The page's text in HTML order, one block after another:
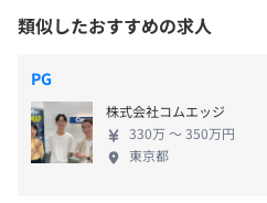
就業場所の変更範囲
＜雇入時＞
各営業所周辺プロジェクト
＜変更範囲＞
会社の定める場所（テレワー
・交通費（全額支給）
・地域手当
ェクトで活躍できる！ 全国
なたの希望する案件や環境
えでアサインします。基本的
人常駐はほとんどありませ
ていきますので、何でもご相
ネジメントに挑戦したり、社
など自分らしいキャリアを
類似したおすすめの求人
PG
株式会社コムエッジ
330万 〜 350万円
東京都